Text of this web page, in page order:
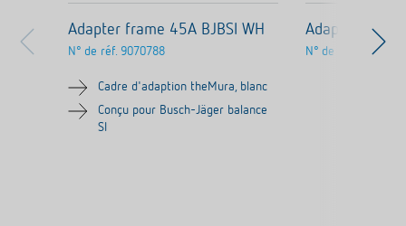
Adapter frame 45A BJBSI WH
N° de réf. 9070788
Cadre d'adaption theMura, blanc
Conçu pour Busch-Jäger balance
SI
Adapter frame
N° de réf. 9070754